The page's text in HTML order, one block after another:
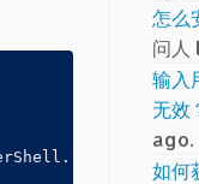
怎么
问人
输入
无效
ago.
如何